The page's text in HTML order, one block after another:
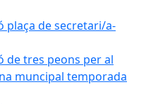
plaça de secretari/a-
de tres peons per al
muncipal temporada